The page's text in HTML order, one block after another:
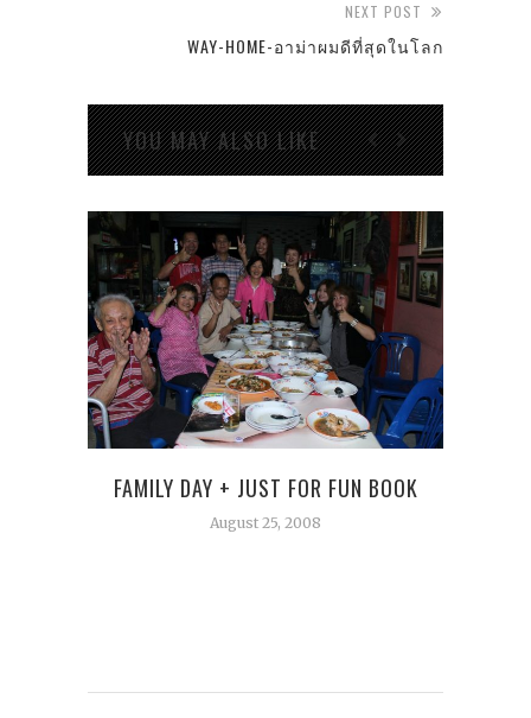
NEXT POST
WAY-HOME-อาม่าผมดีที่สุดในโลก
YOU MAY ALSO LIKE
FAMILY DAY + JUST FOR FUN BOOK
August 25, 2008